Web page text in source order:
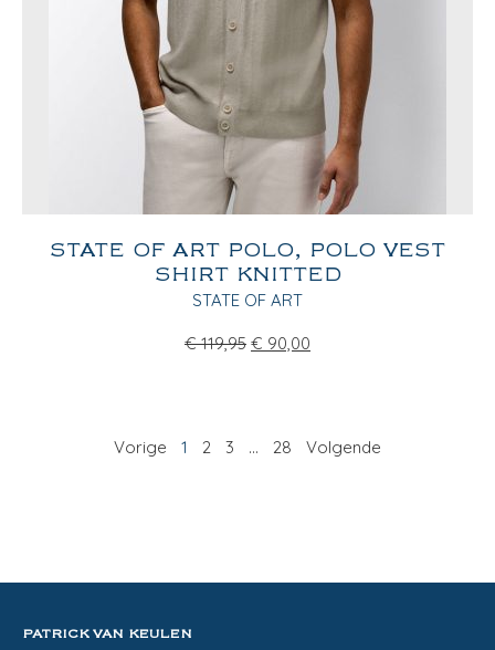
STATE OF ART POLO, POLO VEST
SHIRT KNITTED
STATE OF ART
€ 119,95 € 90,00
Vorige 1 2 3 … 28 Volgende
PATRICK VAN KEULEN